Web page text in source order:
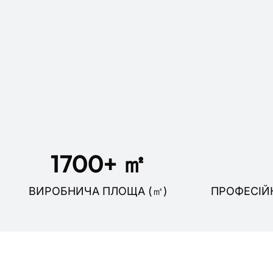
5000+ ㎡
ВИРОБНИЧА ПЛОЩА (㎡)